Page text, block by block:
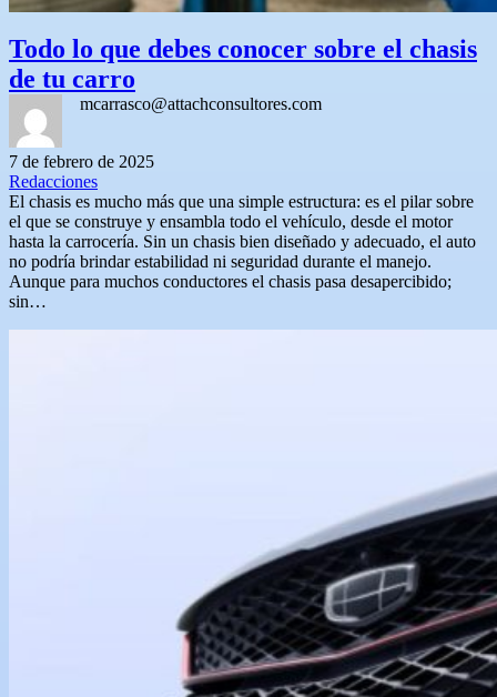
Todo lo que debes conocer sobre el chasis
de tu carro
mcarrasco@attachconsultores.com
7 de febrero de 2025
Redacciones
El chasis es mucho más que una simple estructura: es el pilar sobre
el que se construye y ensambla todo el vehículo, desde el motor
hasta la carrocería. Sin un chasis bien diseñado y adecuado, el auto
no podría brindar estabilidad ni seguridad durante el manejo.
Aunque para muchos conductores el chasis pasa desapercibido;
sin…